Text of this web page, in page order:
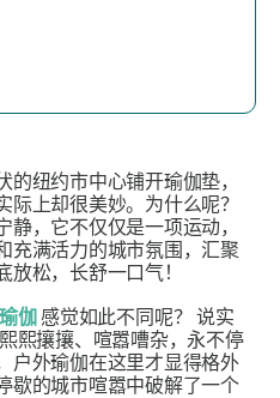
纽约市中心铺开瑜伽垫，
上却很美妙。为什么呢？
，它不仅仅是一项运动，
充满活力的城市氛围，汇聚
放松，长舒一口气！
伽感觉如此不同呢？说实
熙攘攘、喧嚣嘈杂，永不停
户外瑜伽在这里才显得格外
歇的城市喧嚣中破解了一个